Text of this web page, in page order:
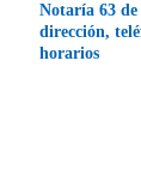
Notaría 63
dirección,
horarios